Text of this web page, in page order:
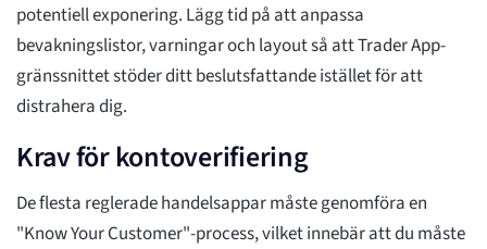
potentiell exponering. Lägg tid på att anpassa
bevakningslistor, varningar och layout så att Trader App-
gränssnittet stöder ditt beslutsfattande istället för att
distrahera dig.
Krav för kontoverifiering
De flesta reglerade handelsappar måste genomföra en
"Know Your Customer"-process, vilket innebär att du måste